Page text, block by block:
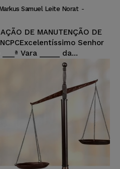
Samuel Leite Norat -
DE MANUTENÇÃO DE
Senhor
Vara _____ da...